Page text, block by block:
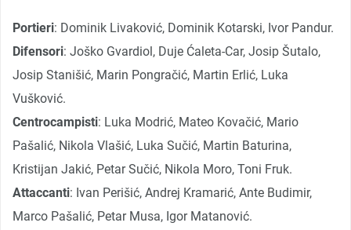
Portieri: Dominik Livaković, Dominik Kotarski, Ivor Pandur.
Difensori: Joško Gvardiol, Duje Ćaleta-Car, Josip Šutalo,
Josip Stanišić, Marin Pongračić, Martin Erlić, Luka
Vušković.
Centrocampisti: Luka Modrić, Mateo Kovačić, Mario
Pašalić, Nikola Vlašić, Luka Sučić, Martin Baturina,
Kristijan Jakić, Petar Sučić, Nikola Moro, Toni Fruk.
Attaccanti: Ivan Perišić, Andrej Kramarić, Ante Budimir,
Marco Pašalić, Petar Musa, Igor Matanović.